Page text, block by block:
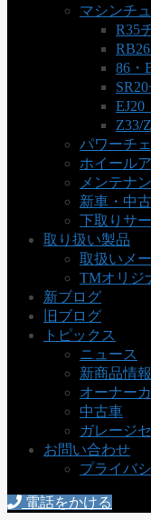
マシンチ
R35
86・
EJ20
Z33/
パワーチ
ホイール
メンテナ
新車・中
下取りサ
取り扱い製品
取扱いメ
TMオリジ
新ブログ
旧ブログ
トピックス
ニュース
新商品情報
オーナー
中古車
ガレージ
お問い合わせ
プライバ
電話をかける